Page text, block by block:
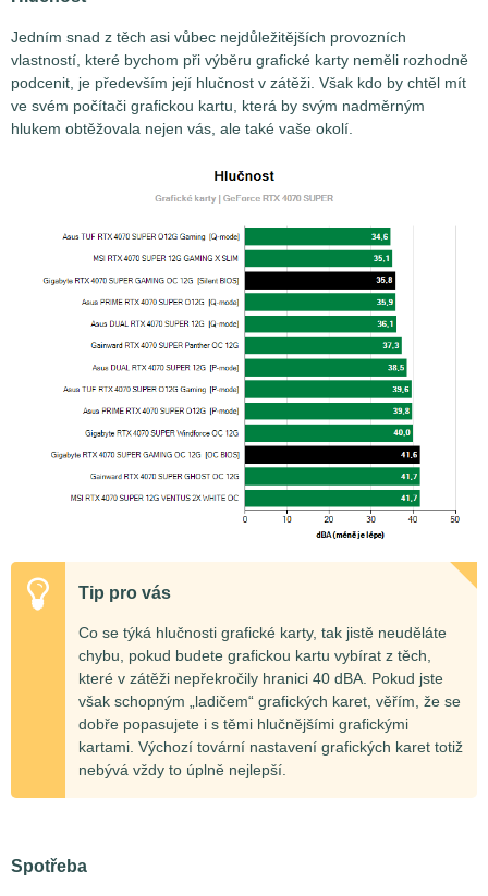
Jedním snad z těch asi vůbec nejdůležitějších provozních
vlastností, které bychom při výběru grafické karty neměli rozhodně
podcenit, je především její hlučnost v zátěži. Však kdo by chtěl mít
ve svém počítači grafickou kartu, která by svým nadměrným
hlukem obtěžovala nejen vás, ale také vaše okolí.
Tip pro vás
Co se týká hlučnosti grafické karty, tak jistě neuděláte
chybu, pokud budete grafickou kartu vybírat z těch,
které v zátěži nepřekročily hranici 40 dBA. Pokud jste
však schopným „ladičem“ grafických karet, věřím, že se
dobře popasujete i s těmi hlučnějšími grafickými
kartami. Výchozí tovární nastavení grafických karet totiž
nebývá vždy to úplně nejlepší.
Spotřeba